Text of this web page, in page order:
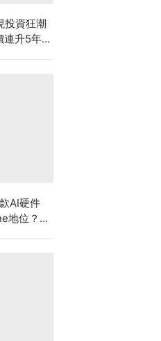
投資狂潮
連升5年
AI硬件
地位？蘋